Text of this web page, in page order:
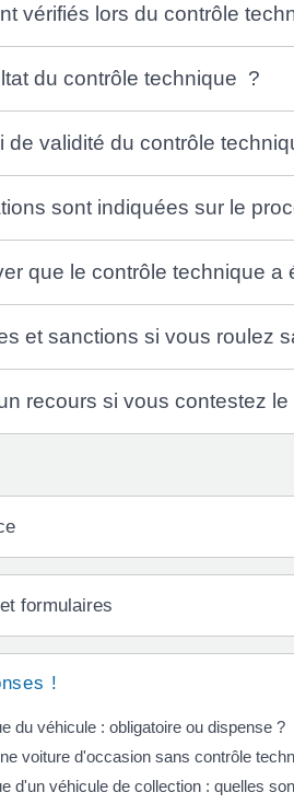
vérifiés lors du contrôle
du contrôle technique ?
de validité du contrôle
sont indiquées sur le
que le contrôle technique a
et sanctions si vous roulez
recours si vous contestez
formulaires
!
du véhicule : obligatoire ou dispense ?
voiture d'occasion sans contrôle
d'un véhicule de collection : quelles